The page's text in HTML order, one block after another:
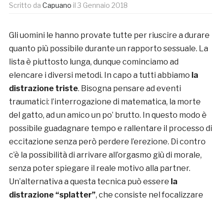
Scritto da Capuano il 3 Gennaio 2018
Gli uomini le hanno provate tutte per riuscire a durare
quanto più possibile durante un rapporto sessuale. La
lista è piuttosto lunga, dunque cominciamo ad
elencare i diversi metodi. In capo a tutti abbiamo la
distrazione triste. Bisogna pensare ad eventi
traumatici: l’interrogazione di matematica, la morte
del gatto, ad un amico un po’ brutto. In questo modo è
possibile guadagnare tempo e rallentare il processo di
eccitazione senza però perdere l’erezione. Di contro
c’è la possibilità di arrivare all’orgasmo giù di morale,
senza poter spiegare il reale motivo alla partner.
Un’alternativa a questa tecnica può essere la
distrazione “splatter”, che consiste nel focalizzare